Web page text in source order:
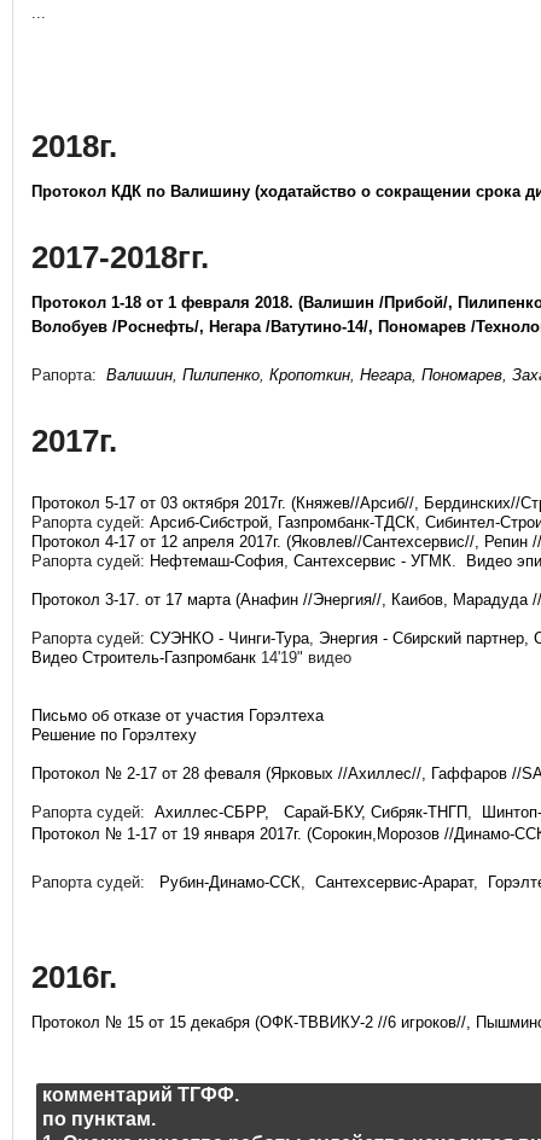
...
2018г.
Протокол КДК по Валишину (ходатайство о сокращении срока
2017-2018гг.
Протокол 1-18 от 1 февраля 2018. (Валишин /Прибой/,
Волобуев /Роснефть/, Негара /Ватутино-14/, Пономарев /
Рапорта: Валишин, Пилипенко, Кропоткин, Негара, Пономарев,
2017г.
Протокол 5-17 от 03 октября 2017г. (Княжев//Арсиб//,
Рапорта судей: Арсиб-Сибстрой, Газпромбанк-ТДСК, Сибинтел-
Протокол 4-17 от 12 апреля 2017г. (Яковлев//Сантехсервис//,
Рапорта судей: Нефтемаш-София, Сантехсервис - УГМК. Видео
Протокол 3-17. от 17 марта (Анафин //Энергия//, Каибов, Марадуда
Рапорта судей: СУЭНКО - Чинги-Тура, Энергия - Сбирский партнер,
Видео Строитель-Газпромбанк 14'19" видео
Письмо об отказе от участия Горэлтеха
Решение по Горэлтеху
Протокол № 2-17 от 28 феваля (Ярковых //Ахиллес//, Гаффаров //
Рапорта судей: Ахиллес-СБРР, Сарай-БКУ, Сибряк-ТНГП ,
Протокол № 1-17 от 19 января 2017г. (Сорокин,Морозов //Динамо-
Рапорта судей: Рубин-Динамо-ССК, Сантехсервис-Арарат,
2016г.
Протокол № 15 от 15 декабря (ОФК-ТВВИКУ-2 //6 игроков//,
комментарий ТГФФ.
по пунктам.